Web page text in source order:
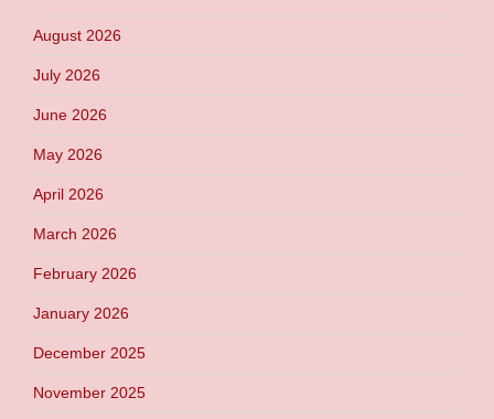
August 2026
July 2026
June 2026
May 2026
April 2026
March 2026
February 2026
January 2026
December 2025
November 2025